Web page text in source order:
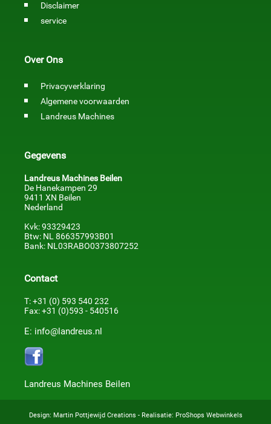
Disclaimer
service
Over Ons
Privacyverklaring
Algemene voorwaarden
Landreus Machines
Gegevens
Landreus Machines Beilen
De Hanekampen 29
9411 XN Beilen
Nederland
Kvk: 93329423
Btw: NL 866357993B01
Bank: NL03RABO0373807252
Contact
T: +31 (0) 593 540 232
Fax: +31 (0)593 - 540516
E: info@landreus.nl
Landreus Machines Beilen
Design: Martin Pottjewijd Creations - Realisatie: ProShops Webwinkels